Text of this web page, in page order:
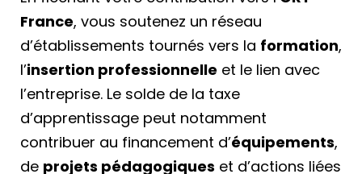
France, vous soutenez un réseau
d’établissements tournés vers la formation,
l’insertion professionnelle et le lien avec
l’entreprise. Le solde de la taxe
d’apprentissage peut notamment
contribuer au financement d’équipements,
de projets pédagogiques et d’actions liées